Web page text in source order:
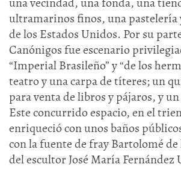
ultramarinos finos, una pastelería
de los Estados Unidos. Por su
Canónigos fue escenario
“Imperial Brasileño” y “de los
teatro y una carpa de títeres; un
para venta de libros y pájaros, y
Este concurrido espacio, en el
enriqueció con unos baños
con la fuente de fray Bartolomé de
del escultor José María Fernández